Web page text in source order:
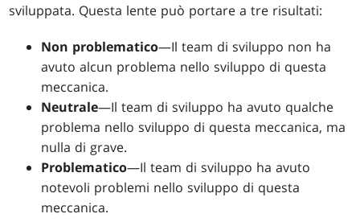
sviluppata. Questa lente può portare a tre risultati:
Non problematico—Il team di sviluppo non ha
avuto alcun problema nello sviluppo di questa
meccanica.
Neutrale—Il team di sviluppo ha avuto qualche
problema nello sviluppo di questa meccanica, ma
nulla di grave.
Problematico—Il team di sviluppo ha avuto
notevoli problemi nello sviluppo di questa
meccanica.